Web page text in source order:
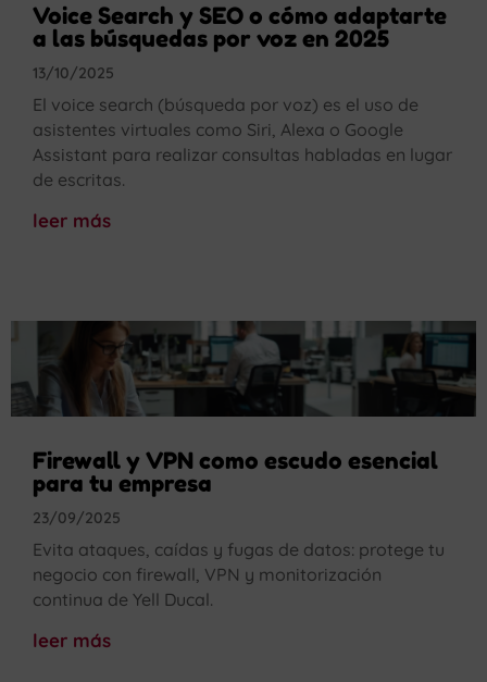
Voice Search y SEO o cómo adaptarte
a las búsquedas por voz en 2025
13/10/2025
El voice search (búsqueda por voz) es el uso de
asistentes virtuales como Siri, Alexa o Google
Assistant para realizar consultas habladas en lugar
de escritas.
leer más
Firewall y VPN como escudo esencial
para tu empresa
23/09/2025
Evita ataques, caídas y fugas de datos: protege tu
negocio con firewall, VPN y monitorización
continua de Yell Ducal.
leer más